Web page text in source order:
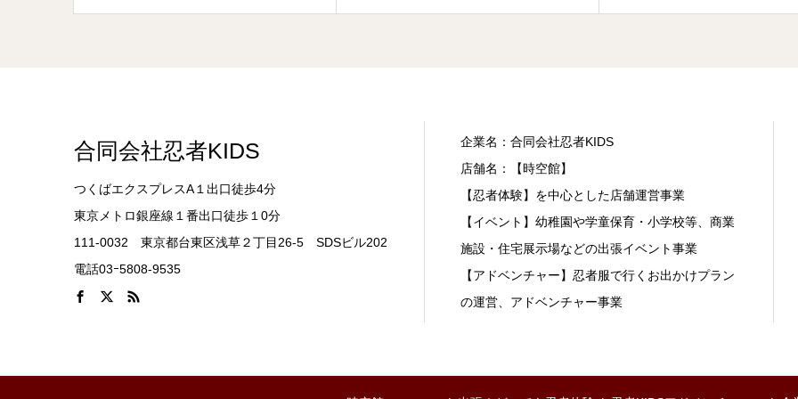
合同会社忍者KIDS
つくばエクスプレスA１出口徒歩4分
東京メトロ銀座線１番出口徒歩１0分
111-0032 東京都台東区浅草２丁目26-5 SDSビル202
電話03ｰ5808-9535
企業名：合同会社忍者KIDS
店舗名：【時空館】
【忍者体験】を中心とした店舗運営事業
【イベント】幼稚園や学童保育・小学校等、商業
施設・住宅展示場などの出張イベント事業
【アドベンチャー】忍者服で行くお出かけプラン
の運営、アドベンチャー事業